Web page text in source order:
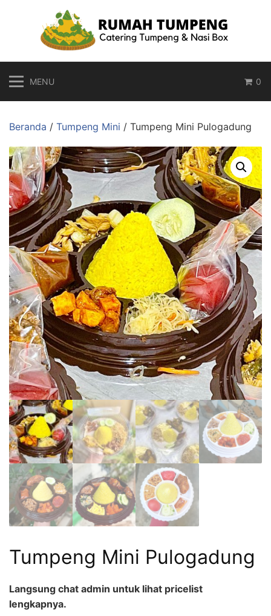
MENU 0
Beranda / Tumpeng Mini / Tumpeng Mini Pulogadung
Tumpeng Mini Pulogadung
Langsung chat admin untuk lihat pricelist
lengkapnya.